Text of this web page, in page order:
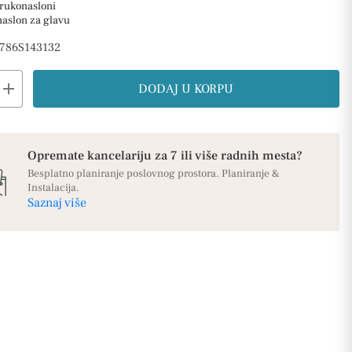
za glavu
add DODAJ U KORPU
Opremate kancelariju za 7 ili više radnih mesta?
Besplatno planiranje poslovnog prostora. Planiranje &
Instalacija.
Saznaj više